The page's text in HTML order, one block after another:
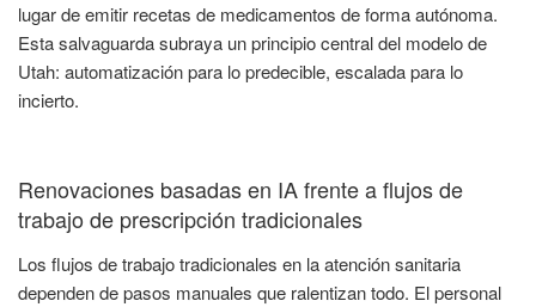
lugar de emitir recetas de medicamentos de forma autónoma.
Esta salvaguarda subraya un principio central del modelo de
Utah: automatización para lo predecible, escalada para lo
incierto.
Renovaciones basadas en IA frente a flujos de
trabajo de prescripción tradicionales
Los flujos de trabajo tradicionales en la atención sanitaria
dependen de pasos manuales que ralentizan todo. El personal